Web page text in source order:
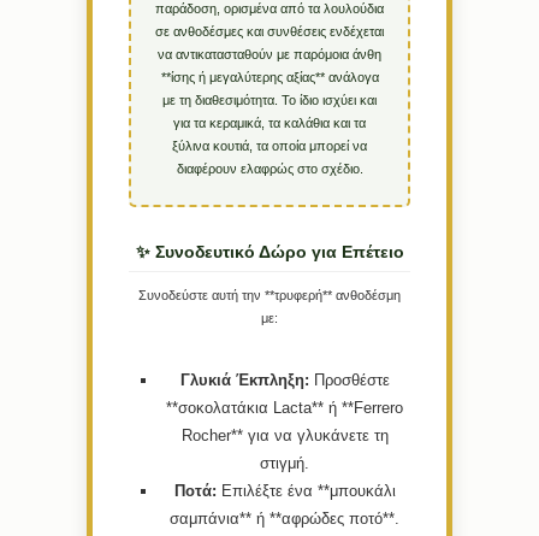
παράδοση, ορισμένα από τα λουλούδια
σε ανθοδέσμες και συνθέσεις ενδέχεται
να αντικατασταθούν με παρόμοια άνθη
**ίσης ή μεγαλύτερης αξίας** ανάλογα
με τη διαθεσιμότητα. Το ίδιο ισχύει και
για τα κεραμικά, τα καλάθια και τα
ξύλινα κουτιά, τα οποία μπορεί να
διαφέρουν ελαφρώς στο σχέδιο.
✨ Συνοδευτικό Δώρο για Επέτειο
Συνοδεύστε αυτή την **τρυφερή** ανθοδέσμη
με:
Γλυκιά Έκπληξη: Προσθέστε
**σοκολατάκια Lacta** ή **Ferrero
Rocher** για να γλυκάνετε τη
στιγμή.
Ποτά: Επιλέξτε ένα **μπουκάλι
σαμπάνια** ή **αφρώδες ποτό**.